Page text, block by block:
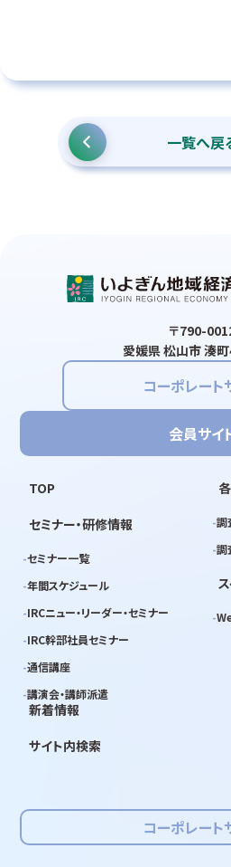
一覧へ戻
〒790-
愛媛県 松山市 湊
コーポレート
会員サイ
TOP
セミナー・研修情報
セミナー一覧
年間スケジュール
IRCニュー・リーダー・セミナー
IRC幹部社員セミナー
通信講座
講演会・講師派遣
調
調
新着情報
サイト内検索
コーポレート